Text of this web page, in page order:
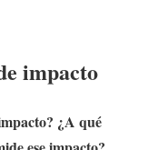
impacto
¿A qué